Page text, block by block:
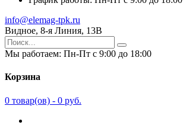
info@elemag-tpk.ru
Видное, 8-я Линия, 13В
Мы работаем: Пн-Пт с 9:00 до 18:00
Корзина
0 товар(ов) - 0 руб.